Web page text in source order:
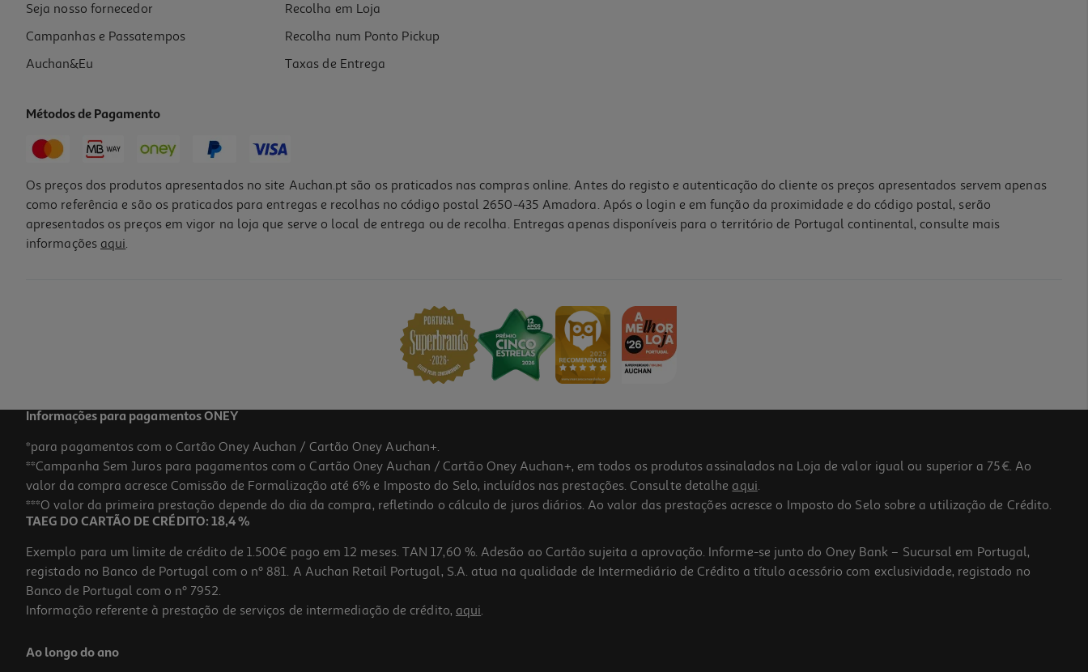
Seja nosso fornecedor
Campanhas e Passatempos
Auchan&Eu
Recolha em Loja
Recolha num Ponto Pickup
Taxas de Entrega
Métodos de Pagamento
Os preços dos produtos apresentados no site Auchan.pt são os praticados nas compras online. Antes do registo e autenticação do cliente os preços apresentados servem apenas
como referência e são os praticados para entregas e recolhas no código postal 2650-435 Amadora. Após o login e em função da proximidade e do código postal, serão
apresentados os preços em vigor na loja que serve o local de entrega ou de recolha. Entregas apenas disponíveis para o território de Portugal continental, consulte mais
informações aqui.
Informações para pagamentos ONEY
*para pagamentos com o Cartão Oney Auchan / Cartão Oney Auchan+.
**Campanha Sem Juros para pagamentos com o Cartão Oney Auchan / Cartão Oney Auchan+, em todos os produtos assinalados na Loja de valor igual ou superior a 75€. Ao
valor da compra acresce Comissão de Formalização até 6% e Imposto do Selo, incluídos nas prestações. Consulte detalhe aqui.
***O valor da primeira prestação depende do dia da compra, refletindo o cálculo de juros diários. Ao valor das prestações acresce o Imposto do Selo sobre a utilização de Crédito.
TAEG DO CARTÃO DE CRÉDITO: 18,4 %
Exemplo para um limite de crédito de 1.500€ pago em 12 meses. TAN 17,60 %. Adesão ao Cartão sujeita a aprovação. Informe-se junto do Oney Bank – Sucursal em Portugal,
registado no Banco de Portugal com o nº 881. A Auchan Retail Portugal, S.A. atua na qualidade de Intermediário de Crédito a título acessório com exclusividade, registado no
Banco de Portugal com o nº 7952.
Informação referente à prestação de serviços de intermediação de crédito, aqui.
Ao longo do ano